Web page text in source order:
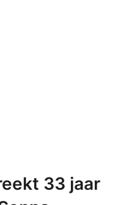
33 jaar